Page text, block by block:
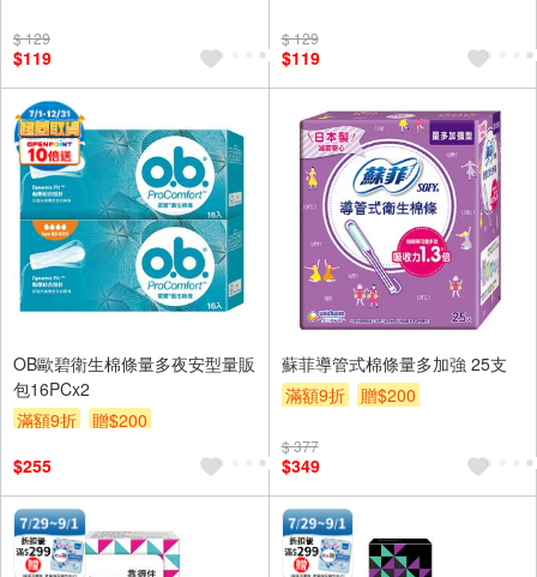
$ 129
$119
$ 129
$119
OB歐碧衛生棉條量多夜安型量販
包16PCx2
滿額9折
贈$200
$255
蘇菲導管式棉條量多加強 25支
滿額9折
贈$200
$ 377
$349